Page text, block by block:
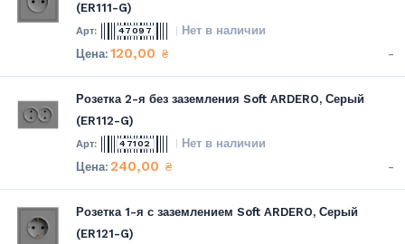
(ER111-G)
47097 Нет в наличии
120,00 ₴ -
Розетка 2-я без заземления Soft ARDERO, Серый
(ER112-G)
47102 Нет в наличии
240,00 ₴ -
Розетка 1-я с заземлением Soft ARDERO, Серый
(ER121-G)